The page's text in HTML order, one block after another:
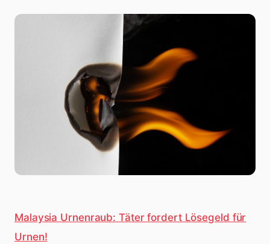
Malaysia Urnenraub: Täter fordert Lösegeld für
Urnen!